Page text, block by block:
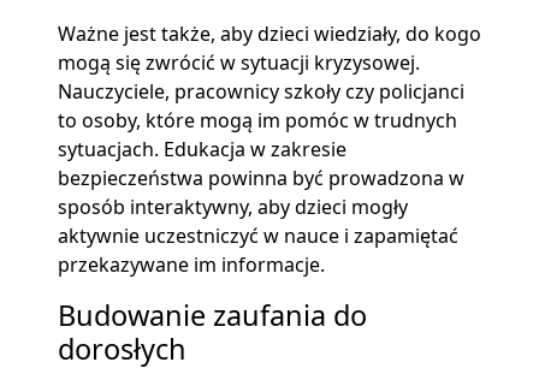
Ważne jest także, aby dzieci wiedziały, do kogo
mogą się zwrócić w sytuacji kryzysowej.
Nauczyciele, pracownicy szkoły czy policjanci
to osoby, które mogą im pomóc w trudnych
sytuacjach. Edukacja w zakresie
bezpieczeństwa powinna być prowadzona w
sposób interaktywny, aby dzieci mogły
aktywnie uczestniczyć w nauce i zapamiętać
przekazywane im informacje.
Budowanie zaufania do
dorosłych